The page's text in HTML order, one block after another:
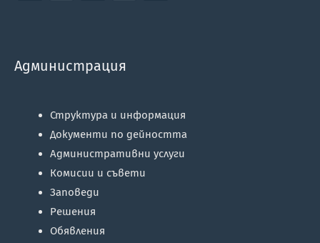
Администрация
Структура и информация
Документи по дейността
Административни услуги
Комисии и съвети
Заповеди
Решения
Обявления